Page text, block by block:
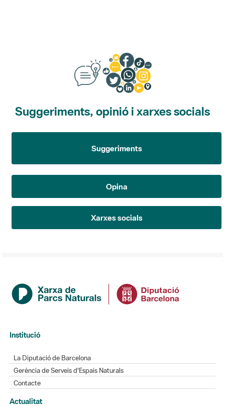
Suggeriments, opinió i xarxes socials
Suggeriments
Opina
Xarxes socials
Institució
Gerència de Serveis d'Espais Naturals
Actualitat
L'Informatiu dels Parcs
Gaudim als Parcs